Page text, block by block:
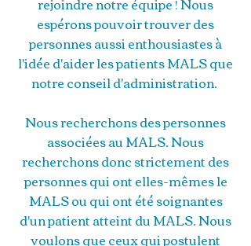
espérons pouvoir trouver des
personnes aussi enthousiastes à
l'idée d'aider les patients MALS que
notre conseil d'administration.
Nous recherchons des personnes
associées au MALS. Nous
recherchons donc strictement des
personnes qui ont elles-mêmes le
MALS ou qui ont été soignantes
d'un patient atteint du MALS. Nous
voulons que ceux qui postulent